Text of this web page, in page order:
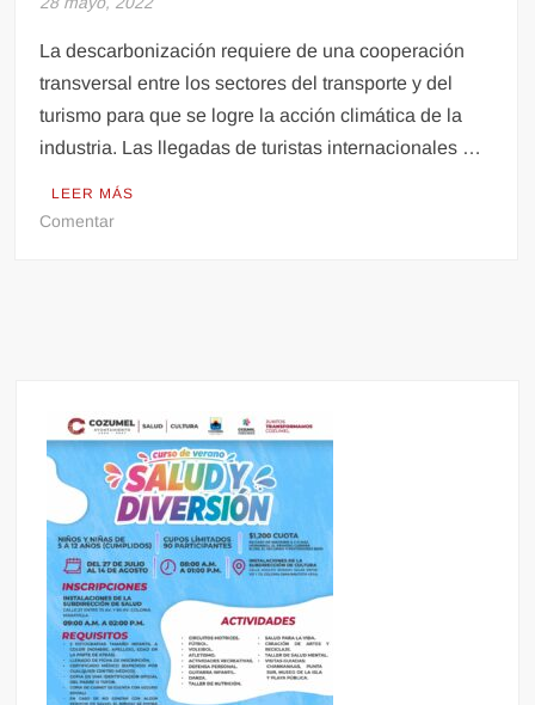
La descarbonización requiere de una cooperación
transversal entre los sectores del transporte y del
turismo para que se logre la acción climática de la
industria. Las llegadas de turistas internacionales …
LEER MÁS
Comentaren
internacional
en
2022